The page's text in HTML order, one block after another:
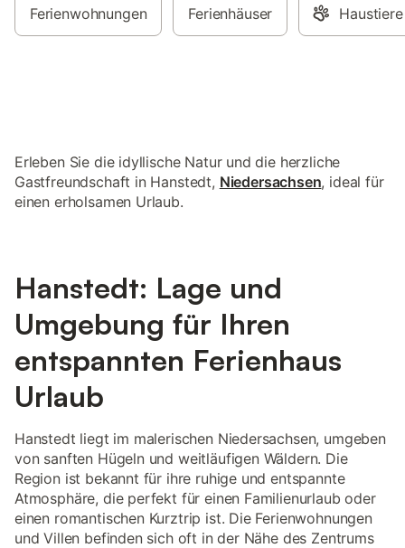
Ferienwohnungen Ferienhäuser
Erleben Sie die idyllische Natur und die herzliche
Gastfreundschaft in Hanstedt, Niedersachsen, ideal für
einen erholsamen Urlaub.
Hanstedt: Lage und
Umgebung für Ihren
entspannten Ferienhaus
Urlaub
Hanstedt liegt im malerischen Niedersachsen, umgeben
von sanften Hügeln und weitläufigen Wäldern. Die
Region ist bekannt für ihre ruhige und entspannte
Atmosphäre, die perfekt für einen Familienurlaub oder
einen romantischen Kurztrip ist. Die Ferienwohnungen
und Villen befinden sich oft in der Nähe des Zentrums